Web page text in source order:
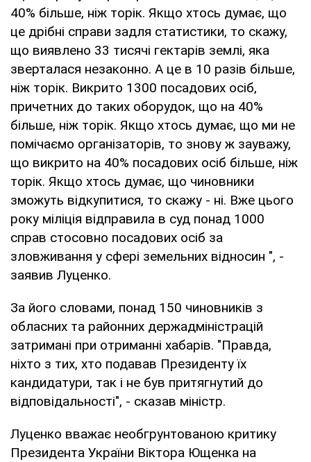
40% більше, ніж торік. Якщо хтось думає, що
це дрібні справи задля статистики, то скажу,
що виявлено 33 тисячі гектарів землі, яка
зверталася незаконно. А це в 10 разів більше,
ніж торік. Викрито 1300 посадових осіб,
причетних до таких оборудок, що на 40%
більше, ніж торік. Якщо хтось думає, що ми не
помічаємо організаторів, то знову ж зауважу,
що викрито на 40% посадових осіб більше, ніж
торік. Якщо хтось думає, що чиновники
зможуть відкупитися, то скажу - ні. Вже цього
року міліція відправила в суд понад 1000
справ стосовно посадових осіб за
зловживання у сфері земельних відносин ", -
заявив Луценко.
За його словами, понад 150 чиновників з
обласних та районних держадміністрацій
затримані при отриманні хабарів. "Правда,
ніхто з тих, хто подавав Президенту їх
кандидатури, так і не був притягнутий до
відповідальності", - сказав міністр.
Луценко вважає необгрунтованою критику
Президента України Віктора Ющенка на